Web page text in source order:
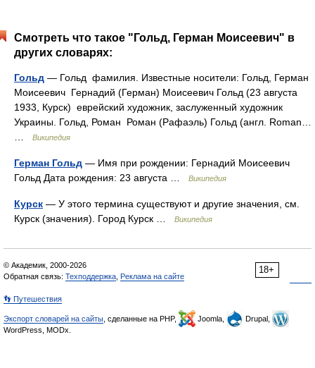
Смотреть что такое "Гольд, Герман Моисеевич" в
других словарях:
Гольд — Гольд фамилия. Известные носители: Гольд, Герман
Моисеевич Гернадий (Герман) Моисеевич Гольд (23 августа
1933, Курск) еврейский художник, заслуженный художник
Украины. Гольд, Роман Роман (Рафаэль) Гольд (англ. Roman…
…
Википедия
Герман Гольд — Имя при рождении: Гернадий Моисеевич
Гольд Дата рождения: 23 августа …
Википедия
Курск — У этого термина существуют и другие значения, см.
Курск (значения). Город Курск …
Википедия
18+
© Академик, 2000-2026
Обратная связь: Техподдержка Реклама на сайте
👣 Путешествия
Экспорт словарей на сайты , сделанные на PHP, Joomla,
Drupal,
WordPress, MODx.